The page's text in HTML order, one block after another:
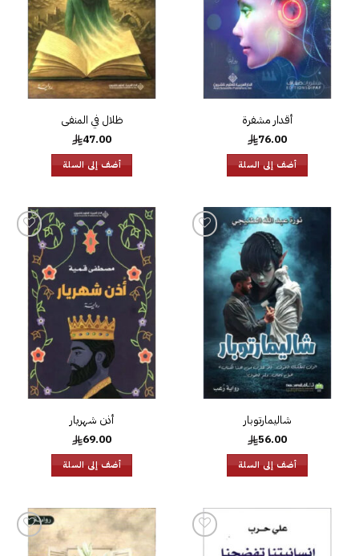
أقدار مشفرة
76.00
أضف إلى السلة
ظلال في المنفى
47.00
أضف إلى السلة
إضافة
إلى
قائمة
الرغبات
شاليمارتوبار
56.00
أضف إلى السلة
قائمة
الرغبات
أذن شهريار
69.00
أضف إلى السلة
إضافة